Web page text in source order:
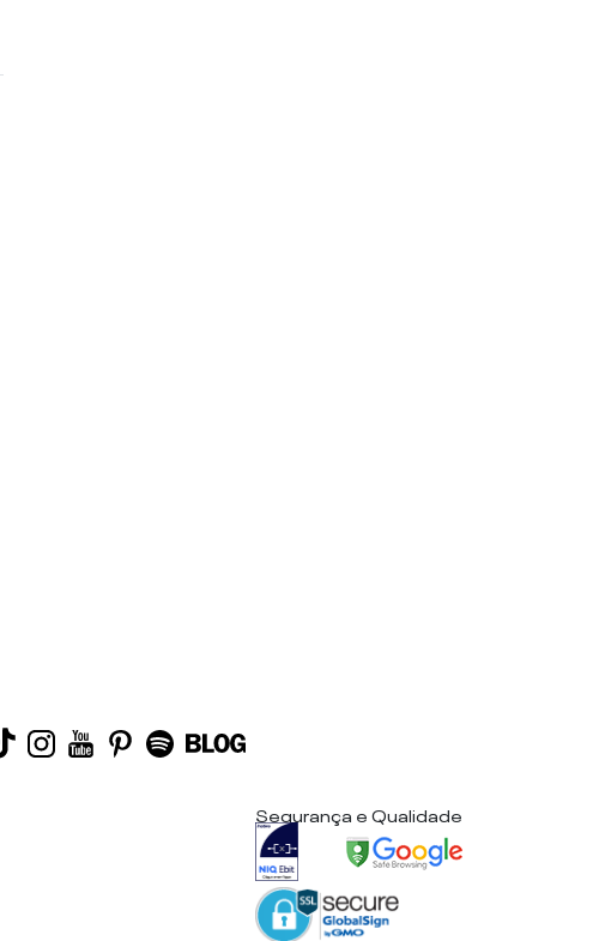
Segurança e Qualidade